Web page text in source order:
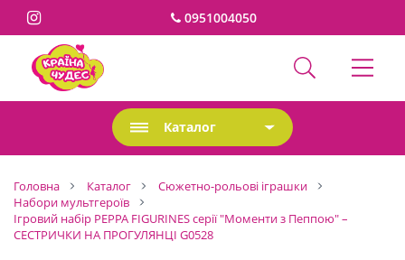
0951004050
Каталог
Головна Каталог
Сюжетно-рольові іграшки
Набори мультгероїв
Ігровий набір PEPPA FIGURINES серії "Моменти з Пеппою" –
СЕСТРИЧКИ НА ПРОГУЛЯНЦІ G0528